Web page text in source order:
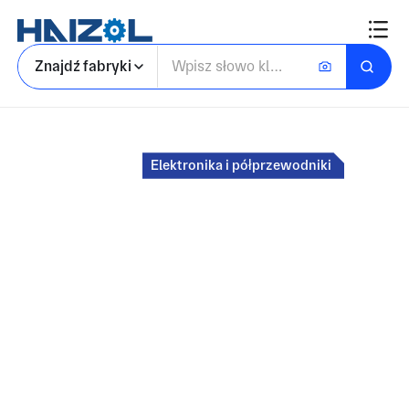
Znajdź fabryki
Elektronika i półprzewodniki